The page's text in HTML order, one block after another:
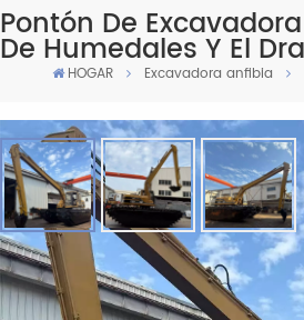
Pontón De
De Humedales Y El
HOGAR Excavadora anfibia